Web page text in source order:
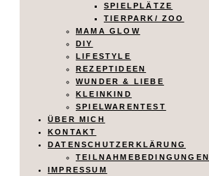
SPIELPLÄTZE
TIERPARK/ ZOO
MAMA GLOW
DIY
LIFESTYLE
REZEPTIDEEN
WUNDER & LIEBE
KLEINKIND
SPIELWARENTEST
ÜBER MICH
KONTAKT
DATENSCHUTZERKLÄRUNG
TEILNAHMEBEDINGUNGEN
IMPRESSUM